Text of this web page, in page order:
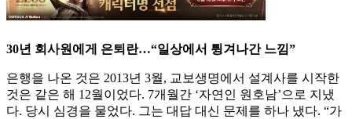
30년 회사원에게 은퇴란…“일상에서 튕겨나간 느낌”
은행을 나온 것은 2013년 3월, 교보생명에서 설계사를 시작한
것은 같은 해 12월이었다. 7개월간 ‘자연인 원호남’으로 지냈
다. 당시 심경을 물었다. 그는 대답 대신 문제를 하나 냈다. “가